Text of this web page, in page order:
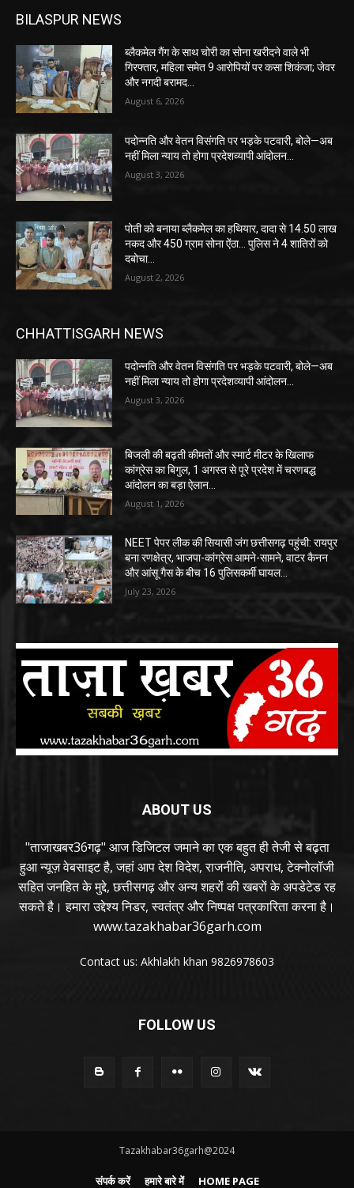
BILASPUR NEWS
ब्लैकमेल गैंग के साथ चोरी का सोना खरीदने वाले भी
गिरफ्तार, महिला समेत 9 आरोपियों पर कसा शिकंजा; जेवर
और नगदी बरामद…
August 6, 2026
पदोन्नति और वेतन विसंगति पर भड़के पटवारी, बोले—अब
नहीं मिला न्याय तो होगा प्रदेशव्यापी आंदोलन…
August 3, 2026
पोती को बनाया ब्लैकमेल का हथियार, दादा से 14.50 लाख
नकद और 450 ग्राम सोना ऐंठा… पुलिस ने 4 शातिरों को
दबोचा…
August 2, 2026
CHHATTISGARH NEWS
पदोन्नति और वेतन विसंगति पर भड़के पटवारी, बोले—अब
नहीं मिला न्याय तो होगा प्रदेशव्यापी आंदोलन…
August 3, 2026
बिजली की बढ़ती कीमतों और स्मार्ट मीटर के खिलाफ
कांग्रेस का बिगुल, 1 अगस्त से पूरे प्रदेश में चरणबद्ध
आंदोलन का बड़ा ऐलान…
August 1, 2026
NEET पेपर लीक की सियासी जंग छत्तीसगढ़ पहुंची: रायपुर
बना रणक्षेत्र, भाजपा-कांग्रेस आमने-सामने, वाटर कैनन
और आंसू गैस के बीच 16 पुलिसकर्मी घायल…
July 23, 2026
ABOUT US
"ताजाखबर36गढ़" आज डिजिटल जमाने का एक बहुत ही तेजी से बढ़ता
हुआ न्यूज़ वेबसाइट है, जहां आप देश विदेश, राजनीति, अपराध, टेक्नोलॉजी
सहित जनहित के मुद्दे, छत्तीसगढ़ और अन्य शहरों की खबरों के अपडेटेड रह
सकते है। हमारा उद्देश्य निडर, स्वतंत्र और निष्पक्ष पत्रकारिता करना है।
www.tazakhabar36garh.com
Contact us: Akhlakh khan 9826978603
FOLLOW US
Tazakhabar36garh@2024
संपर्क करें हमारे बारे में HOME PAGE